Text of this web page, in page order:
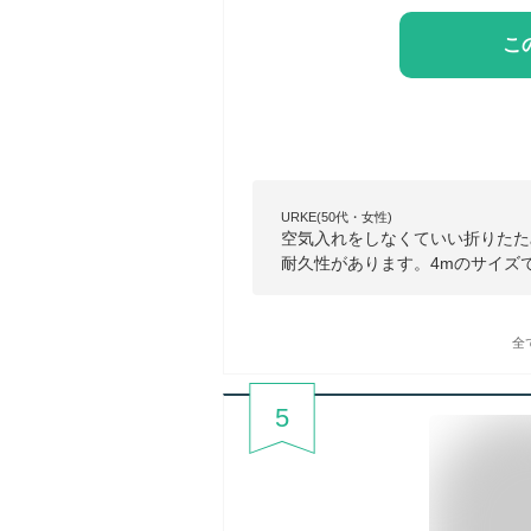
こ
URKE(50代・女性)
空気入れをしなくていい折りた
耐久性があります。4mのサイズ
全
5